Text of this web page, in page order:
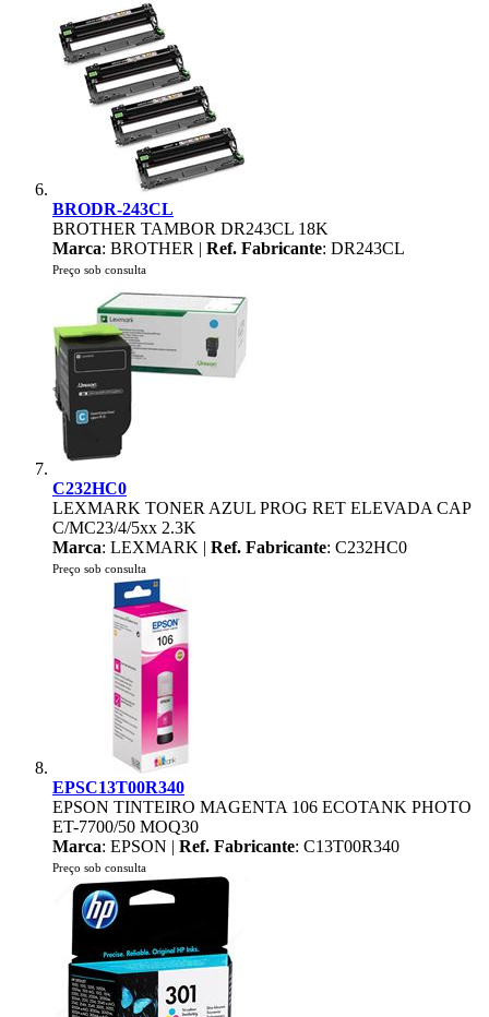
BRODR-243CL
BROTHER TAMBOR DR243CL 18K
Marca: BROTHER | Ref. Fabricante: DR243CL
Preço sob consulta
C232HC0
LEXMARK TONER AZUL PROG RET ELEVADA CAP
C/MC23/4/5xx 2.3K
Marca: LEXMARK | Ref. Fabricante: C232HC0
Preço sob consulta
EPSC13T00R340
EPSON TINTEIRO MAGENTA 106 ECOTANK PHOTO
ET-7700/50 MOQ30
Marca: EPSON | Ref. Fabricante: C13T00R340
Preço sob consulta